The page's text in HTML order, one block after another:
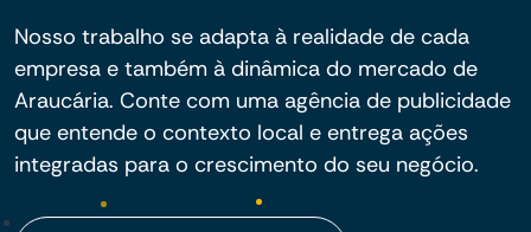
Nosso trabalho se adapta à realidade de cada
empresa e também à dinâmica do mercado de
Araucária. Conte com uma agência de publicidade
que entende o contexto local e entrega ações
integradas para o crescimento do seu negócio.